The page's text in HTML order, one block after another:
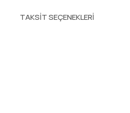
TAKSIT SEÇENEKLERI